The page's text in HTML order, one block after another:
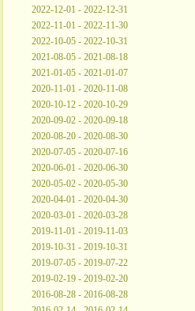
2022-12-01 - 2022-12-31
2022-11-01 - 2022-11-30
2022-10-05 - 2022-10-31
2021-08-05 - 2021-08-18
2021-01-05 - 2021-01-07
2020-11-01 - 2020-11-08
2020-10-12 - 2020-10-29
2020-09-02 - 2020-09-18
2020-08-20 - 2020-08-30
2020-07-05 - 2020-07-16
2020-06-01 - 2020-06-30
2020-05-02 - 2020-05-30
2020-04-01 - 2020-04-30
2020-03-01 - 2020-03-28
2019-11-01 - 2019-11-03
2019-10-31 - 2019-10-31
2019-07-05 - 2019-07-22
2019-02-19 - 2019-02-20
2016-08-28 - 2016-08-28